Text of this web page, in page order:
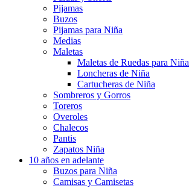
Pijamas
Buzos
Pijamas para Niña
Medias
Maletas
Maletas de Ruedas para Niña
Loncheras de Niña
Cartucheras de Niña
Sombreros y Gorros
Toreros
Overoles
Chalecos
Pantis
Zapatos Niña
10 años en adelante
Buzos para Niña
Camisas y Camisetas